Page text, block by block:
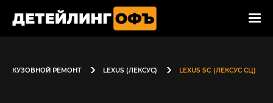
КУЗОВНОЙ РЕМОНТ LEXUS (ЛЕКСУС) LEXUS SC (ЛЕКСУС СЦ)